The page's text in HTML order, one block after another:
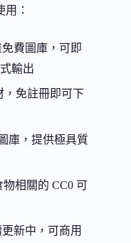
：
費圖庫，可即
輸出
，免註冊即可下
庫，提供極具質
物相關的 CC0 可
新中，可商用